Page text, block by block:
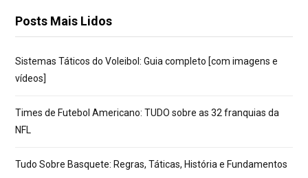
Posts Mais Lidos
Sistemas Táticos do Voleibol: Guia completo [com imagens e
vídeos]
Times de Futebol Americano: TUDO sobre as 32 franquias da
NFL
Tudo Sobre Basquete: Regras, Táticas, História e Fundamentos